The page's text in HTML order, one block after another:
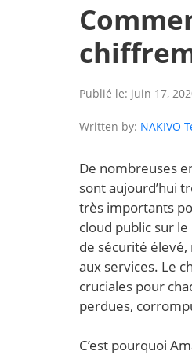
Publié le: juin 17,
Written by: NAKIVO
De nombreuses
sont aujourd’hui
très importants
cloud public sur
de sécurité
aux services. Le
cruciales pour
perdues,
C’est pourquoi